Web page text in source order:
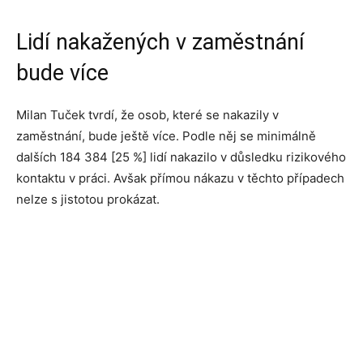
Lidí nakažených v zaměstnání
bude více
Milan Tuček tvrdí, že osob, které se nakazily v
zaměstnání, bude ještě více. Podle něj se minimálně
dalších 184 384 [25 %] lidí nakazilo v důsledku rizikového
kontaktu v práci. Avšak přímou nákazu v těchto případech
nelze s jistotou prokázat.